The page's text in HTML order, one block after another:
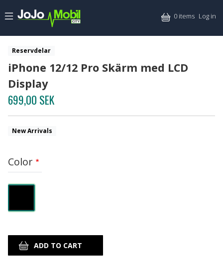
0 items Log in
Reservdelar
iPhone 12/12 Pro Skärm med LCD
Display
699,00 SEK
New Arrivals
Color